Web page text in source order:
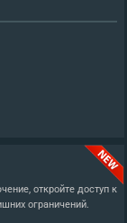
откройте доступ к
ограничений.